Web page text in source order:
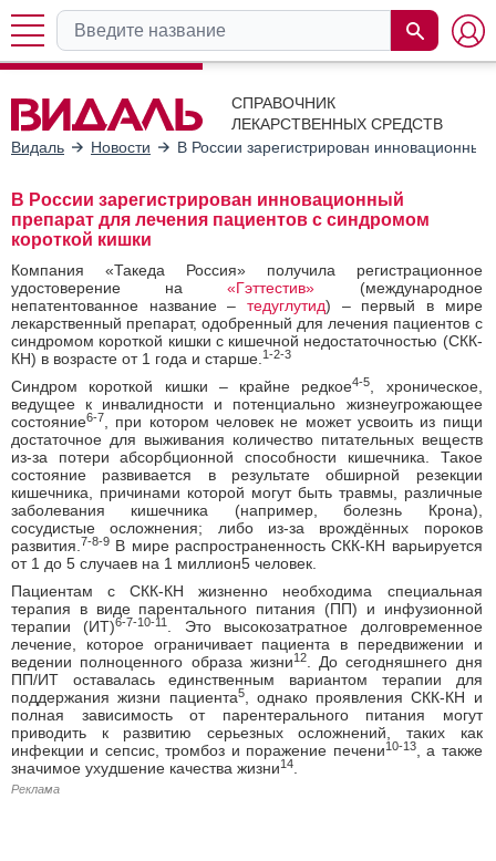
СПРАВОЧНИК
ЛЕКАРСТВЕННЫХ СРЕДСТВ
Видаль
Новости В России зарегистрирован
В России зарегистрирован инновационный
препарат для лечения пациентов с синдромом
короткой кишки
Компания «Такеда Россия» получила регистрационное
удостоверение на«Гэттестив» (международное
непатентованное название – тедуглутид) – первый в мире
лекарственный препарат, одобренный для лечения пациентов с
синдромом короткой кишки с кишечной недостаточностью (СКК-
КН) в возрасте от 1 года и старше. 1-2-3
Синдром короткой кишки – крайне редкое4-5
, хроническое,
ведущее к инвалидности и потенциально жизнеугрожающее
состояние6-7
, при котором человек не может усвоить из пищи
достаточное для выживания количество питательных веществ
из-за потери абсорбционной способности кишечника. Такое
состояние развивается в результате обширной резекции
кишечника, причинами которой могут быть травмы, различные
заболевания кишечника (например, болезнь Крона),
сосудистые осложнения; либо из-за врождённых пороков
развития. 7-8-9 В мире распространенность СКК-КН варьируется
от 1 до 5 случаев на 1 миллион5 человек.
Пациентам с СКК-КН жизненно необходима специальная
терапия в виде парентального питания (ПП) и инфузионной
терапии (ИТ)6-7-10-11
. Это высокозатратное долговременное
лечение, которое ограничивает пациента в передвижении и
ведении полноценного образа жизни12. До сегодняшнего дня
ПП/ИТ оставалась единственным вариантом терапии для
поддержания жизни пациента5, однако проявления СКК-КН и
полная зависимость от парентерального питания могут
приводить к развитию серьезных осложнений, таких как
инфекции и сепсис, тромбоз и поражение печени10-13, а также
значимое ухудшение качества жизни14
Реклама